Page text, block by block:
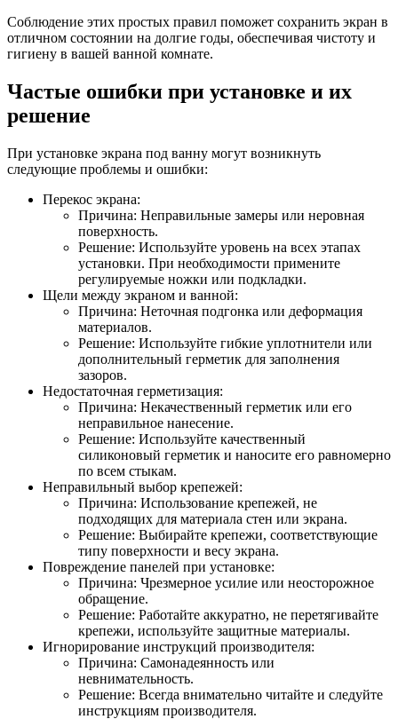
Соблюдение этих простых правил поможет сохранить экран в
отличном состоянии на долгие годы, обеспечивая чистоту и
гигиену в вашей ванной комнате.
Частые ошибки при установке и их
решение
При установке экрана под ванну могут возникнуть
следующие проблемы и ошибки:
Перекос экрана:
Причина: Неправильные замеры или неровная
поверхность.
Решение: Используйте уровень на всех этапах
установки. При необходимости примените
регулируемые ножки или подкладки.
Щели между экраном и ванной:
Причина: Неточная подгонка или деформация
материалов.
Решение: Используйте гибкие уплотнители или
дополнительный герметик для заполнения
зазоров.
Недостаточная герметизация:
Причина: Некачественный герметик или его
неправильное нанесение.
Решение: Используйте качественный
силиконовый герметик и наносите его равномерно
по всем стыкам.
Неправильный выбор крепежей:
Причина: Использование крепежей, не
подходящих для материала стен или экрана.
Решение: Выбирайте крепежи, соответствующие
типу поверхности и весу экрана.
Повреждение панелей при установке:
Причина: Чрезмерное усилие или неосторожное
обращение.
Решение: Работайте аккуратно, не перетягивайте
крепежи, используйте защитные материалы.
Игнорирование инструкций производителя:
Причина: Самонадеянность или
невнимательность.
Решение: Всегда внимательно читайте и следуйте
инструкциям производителя.